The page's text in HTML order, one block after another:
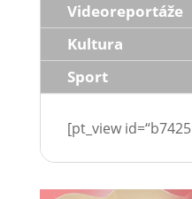
Videoreportáže
Kultura
Sport
[pt_view